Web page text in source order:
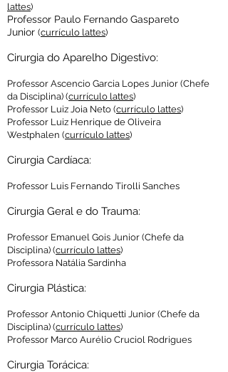
lattes)
Professor Paulo Fernando Gaspareto
Junior (currículo lattes)
Cirurgia do Aparelho Digestivo:
Professor Ascencio Garcia Lopes Junior (Chefe
da Disciplina) (currículo lattes)
Professor Luiz Joia Neto (currículo lattes)
Professor Luiz Henrique de Oliveira
Westphalen (currículo lattes)
Cirurgia Cardíaca:
Professor Luis Fernando Tirolli Sanches
Cirurgia Geral e do Trauma:
Professor Emanuel Gois Junior (Chefe da
Disciplina) (currículo lattes)
Professora Natália Sardinha
Cirurgia Plástica:
Professor Antonio Chiquetti Junior (Chefe da
Disciplina) (currículo lattes)
Professor Marco Aurélio Cruciol Rodrigues
Cirurgia Torácica: